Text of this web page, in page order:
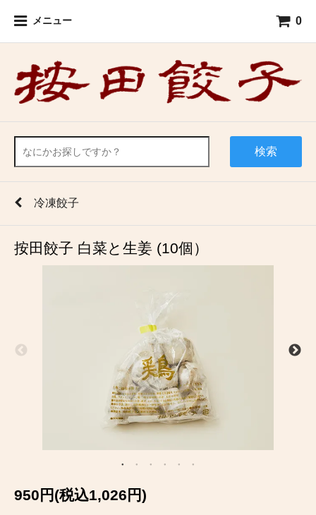
メニュー 0
検索
冷凍餃子
按田餃子 白菜と生姜 (10個）
950円(税込1,026円)